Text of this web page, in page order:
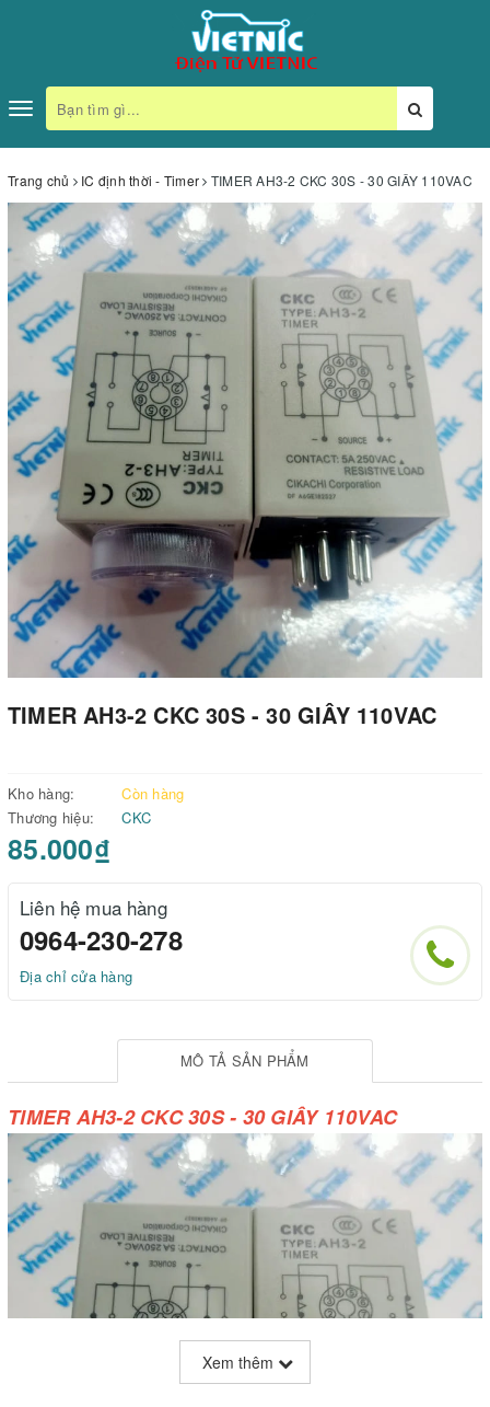
Toggle
navigation
Trang chủ IC định thời - Timer TIMER AH3-2 CKC 30S - 30 GIÂY 110VAC
TIMER AH3-2 CKC 30S - 30 GIÂY 110VAC
Kho hàng:
Còn hàng
Thương hiệu:
CKC
85.000₫
Liên hệ mua hàng
0964-230-278
Địa chỉ cửa hàng
MÔ TẢ SẢN PHẨM
TIMER AH3-2 CKC 30S - 30 GIÂY 110VAC
Xem thêm